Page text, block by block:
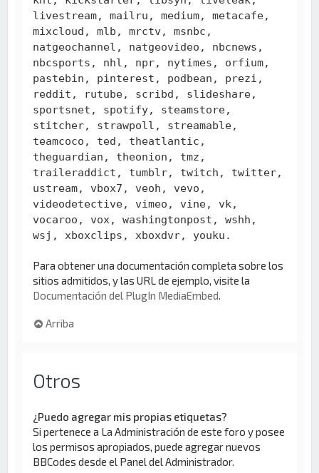
livestream, mailru, medium, metacafe,
mixcloud, mlb, mrctv, msnbc,
natgeochannel, natgeovideo, nbcnews,
nbcsports, nhl, npr, nytimes, orfium,
pastebin, pinterest, podbean, prezi,
reddit, rutube, scribd, slideshare,
sportsnet, spotify, steamstore,
stitcher, strawpoll, streamable,
teamcoco, ted, theatlantic,
theguardian, theonion, tmz,
traileraddict, tumblr, twitch, twitter,
ustream, vbox7, veoh, vevo,
videodetective, vimeo, vine, vk,
vocaroo, vox, washingtonpost, wshh,
wsj, xboxclips, xboxdvr, youku.
Para obtener una documentación completa sobre los
sitios admitidos, y las URL de ejemplo, visite la
Documentación del PlugIn MediaEmbed.
Arriba
Otros
¿Puedo agregar mis propias etiquetas?
Si pertenece a La Administración de este foro y posee
los permisos apropiados, puede agregar nuevos
BBCodes desde el Panel del Administrador.